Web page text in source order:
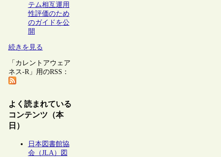
テム相互運用
性評価のため
のガイドを公
開
続きを見る
「カレントアウェア
ネス-R」用のRSS：
よく読まれている
コンテンツ（本
日）
日本図書館協
会（JLA）図